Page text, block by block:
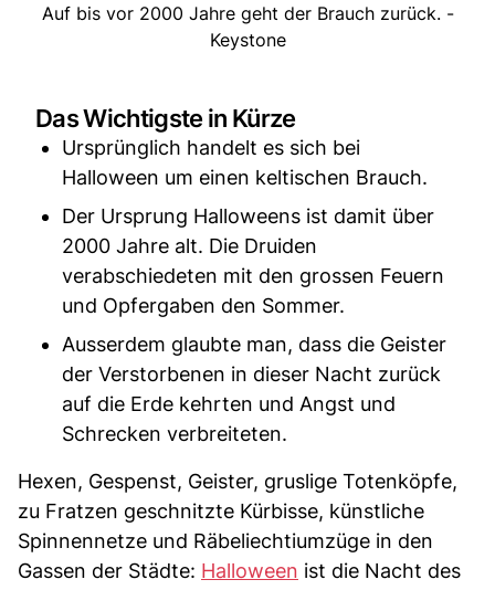
Auf bis vor 2000 Jahre geht der Brauch zurück. -
Keystone
Das Wichtigste in Kürze
Ursprünglich handelt es sich bei
Halloween um einen keltischen Brauch.
Der Ursprung Halloweens ist damit über
2000 Jahre alt. Die Druiden
verabschiedeten mit den grossen Feuern
und Opfergaben den Sommer.
Ausserdem glaubte man, dass die Geister
der Verstorbenen in dieser Nacht zurück
auf die Erde kehrten und Angst und
Schrecken verbreiteten.
Hexen, Gespenst, Geister, gruslige Totenköpfe,
zu Fratzen geschnitzte Kürbisse, künstliche
Spinnennetze und Räbeliechtiumzüge in den
Gassen der Städte: Halloween ist die Nacht des